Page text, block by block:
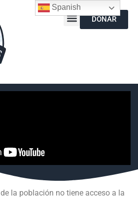
DONAR
de la población no tiene acceso a la
Spanish